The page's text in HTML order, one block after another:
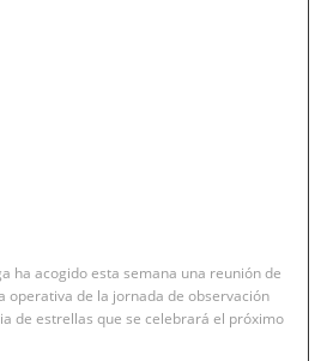
ha acogido esta semana una reunión de
operativa de la jornada de observación
de estrellas que se celebrará el próximo